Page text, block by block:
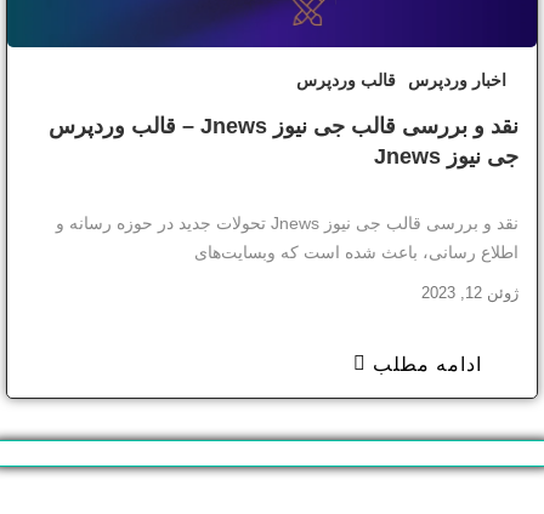
اخبار وردپرس قالب وردپرس
نقد و بررسی قالب جی نیوز Jnews – قالب وردپرس
جی نیوز Jnews
نقد و بررسی قالب جی نیوز Jnews تحولات جدید در حوزه رسانه و
اطلاع رسانی، باعث شده است که وبسایت‌های
ژوئن 12, 2023
ادامه مطلب